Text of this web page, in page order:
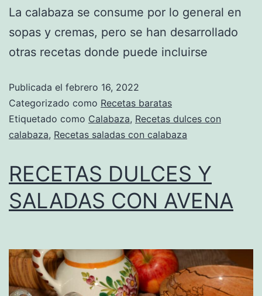
La calabaza se consume por lo general en
sopas y cremas, pero se han desarrollado
otras recetas donde puede incluirse
Publicada el febrero 16, 2022
Categorizado como Recetas baratas
Etiquetado como Calabaza, Recetas dulces con
calabaza, Recetas saladas con calabaza
RECETAS DULCES Y
SALADAS CON AVENA